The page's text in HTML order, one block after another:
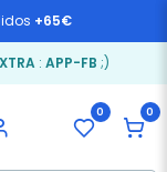
+65€
: APP-FB ;)
0 0